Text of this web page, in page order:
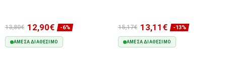
13,80€ 12,90€ -6%
ΆΜΕΣΑ ΔΙΑΘΈΣΙΜΟ
15,17€ 13,11€ -13%
ΆΜΕΣΑ ΔΙΑΘΈΣΙΜΟ